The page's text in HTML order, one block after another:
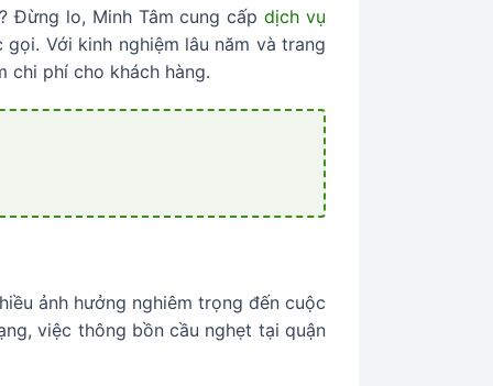
Đừng lo, Minh Tâm cung cấpdịch vụ
Với kinh nghiệm lâu năm và trang
chi phí cho khách hàng.
ảnh hưởng nghiêm trọng đến cuộc
việc thông bồn cầu nghẹt tại quận